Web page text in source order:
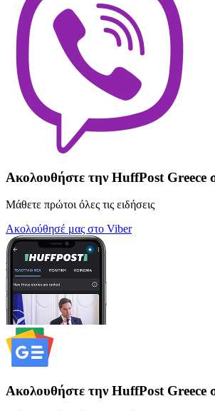
Ακολουθήστε την HuffPost Greece
Μάθετε πρώτοι όλες τις ειδήσεις
Ακολούθησέ μας στο Viber
Ακολουθήστε την HuffPost Greece